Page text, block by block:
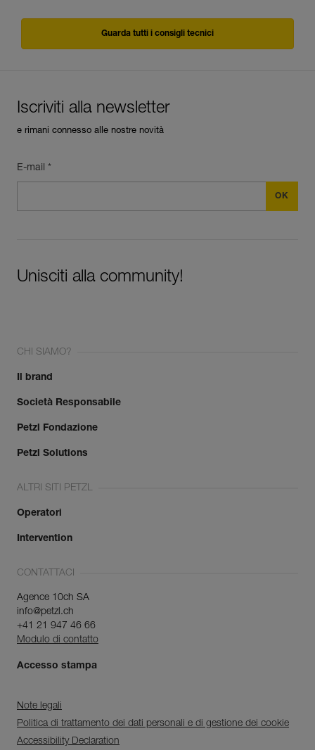
Guarda tutti i consigli tecnici
Iscriviti alla newsletter
e rimani connesso alle nostre novità
E-mail *
Unisciti alla community!
CHI SIAMO?
Il brand
Società Responsabile
Petzl Fondazione
Petzl Solutions
ALTRI SITI PETZL
Operatori
Intervention
CONTATTACI
Agence 10ch SA
info@petzl.ch
+41 21 947 46 66
Modulo di contatto
Accesso stampa
Note legali
Politica di trattamento dei dati personali e di gestione dei cookie
Accessibility Declaration